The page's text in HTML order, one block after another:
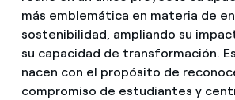
más emblemática en materia de
sostenibilidad, ampliando su
su capacidad de transformación.
nacen con el propósito de
compromiso de estudiantes y